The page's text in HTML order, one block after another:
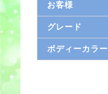
お客様
グレード
ボディーカラー